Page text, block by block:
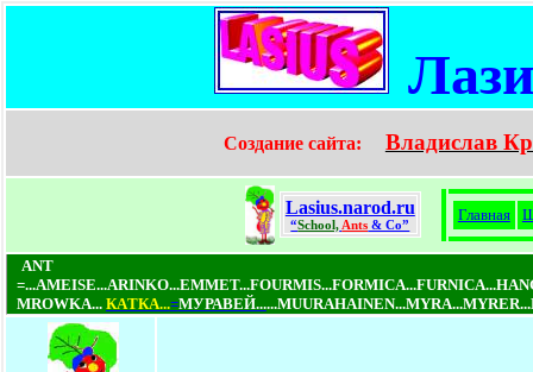
Создание сайта: Владислав
Lasius.narod.ru
“School, Ants & Co”
Главная
ANT
MROWKA... КAТКA...=МУРАВЕЙ...